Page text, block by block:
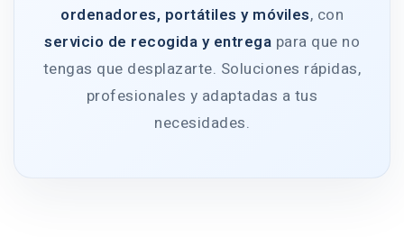
ordenadores, portátiles y móviles, con
servicio de recogida y entrega para que no
tengas que desplazarte. Soluciones rápidas,
profesionales y adaptadas a tus
necesidades.